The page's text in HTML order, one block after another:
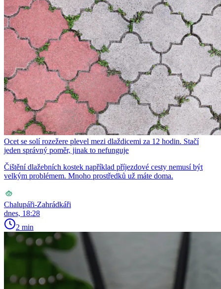
Ocet se solí rozežere plevel mezi dlaždicemi za 12 hodin. Stačí
jeden správný poměr, jinak to nefunguje
Čištění dlažebních kostek například příjezdové cesty nemusí být
velkým problémem. Mnoho prostředků už máte doma.
Chalupáři-Zahrádkáři
dnes, 18:28
2 min